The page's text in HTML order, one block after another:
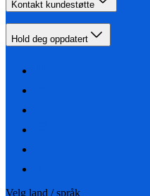
Kontakt kundestøtte
Hold deg oppdatert
Velg land / språk